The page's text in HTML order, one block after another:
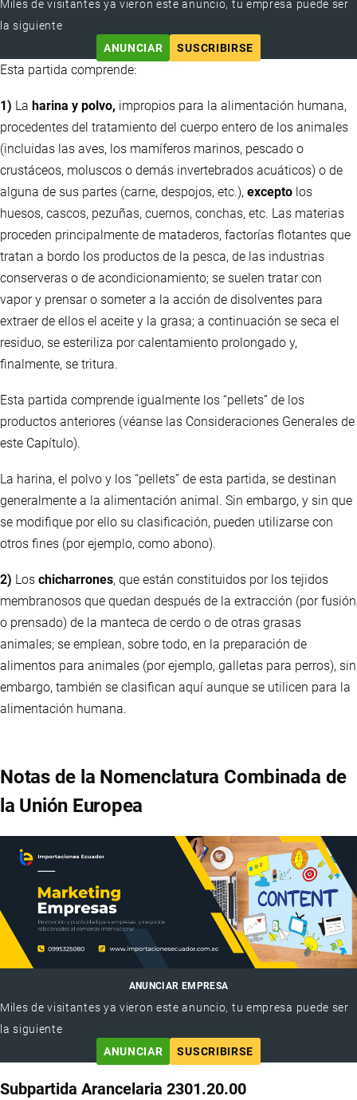
Miles de visitantes ya vieron este anuncio, tu empresa puede ser
la siguiente
ANUNCIAR
SUSCRIBIRSE
Esta partida comprende:
1) La harina y polvo, impropios para la alimentación humana,
procedentes del tratamiento del cuerpo entero de los animales
(incluidas las aves, los mamíferos marinos, pescado o
crustáceos, moluscos o demás invertebrados acuáticos) o de
alguna de sus partes (carne, despojos, etc.), excepto los
huesos, cascos, pezuñas, cuernos, conchas, etc. Las materias
proceden principalmente de mataderos, factorías flotantes que
tratan a bordo los productos de la pesca, de las industrias
conserveras o de acondicionamiento; se suelen tratar con
vapor y prensar o someter a la acción de disolventes para
extraer de ellos el aceite y la grasa; a continuación se seca el
residuo, se esteriliza por calentamiento prolongado y,
finalmente, se tritura.
Esta partida comprende igualmente los “pellets” de los
productos anteriores (véanse las Consideraciones Generales de
este Capítulo).
La harina, el polvo y los “pellets” de esta partida, se destinan
generalmente a la alimentación animal. Sin embargo, y sin que
se modifique por ello su clasificación, pueden utilizarse con
otros fines (por ejemplo, como abono).
2) Los chicharrones, que están constituidos por los tejidos
membranosos que quedan después de la extracción (por fusión
o prensado) de la manteca de cerdo o de otras grasas
animales; se emplean, sobre todo, en la preparación de
alimentos para animales (por ejemplo, galletas para perros), sin
embargo, también se clasifican aquí aunque se utilicen para la
alimentación humana.
Notas de la Nomenclatura Combinada de
la Unión Europea
ANUNCIAR EMPRESA
Miles de visitantes ya vieron este anuncio, tu empresa puede ser
la siguiente
ANUNCIAR
SUSCRIBIRSE
Subpartida Arancelaria 2301.20.00